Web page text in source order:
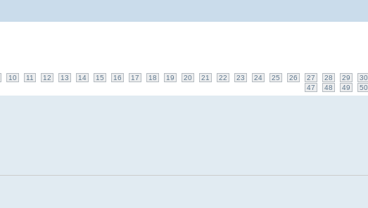
10 11 12 13 14 15 16 17 18 19 20 21 22 23 24 25 26 27 28 29 30
47
48 49 50